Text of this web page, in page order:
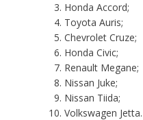
Honda Accord;
Toyota Auris;
Chevrolet Cruze;
Honda Civic;
Renault Megane;
Nissan Juke;
Nissan Tiida;
Volkswagen Jetta.